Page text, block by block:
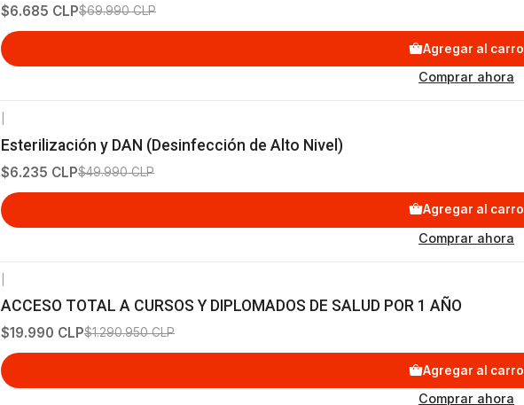
$6.685 CLP$69.990 CLP
Agregar al carro
Comprar ahora
-88% OFF
Esterilización y DAN (Desinfección de Alto Nivel)
$6.235 CLP$49.990 CLP
Agregar al carro
Comprar ahora
ACCESO TOTAL A CURSOS Y DIPLOMADOS DE SALUD POR 1 AÑO
$19.990 CLP$1.290.950 CLP
Agregar al carro
Comprar ahora